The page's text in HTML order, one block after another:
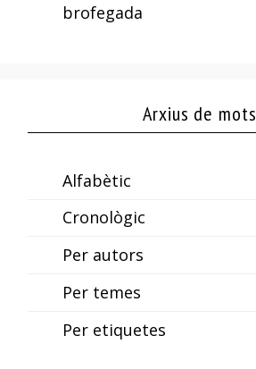
brofegada
Arxius de mots
Alfabètic
Cronològic
Per autors
Per temes
Per etiquetes